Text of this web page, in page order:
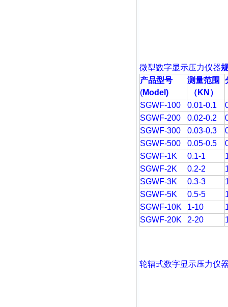
微型数字显示压力仪器
产品型号
(Model)
测量范围
（ KN ）
SGWF-100
0.01-0.1
SGWF-200
0.02-0.2
SGWF-300
0.03-0.3
SGWF-500
0.05-0.5
SGWF-1K
0.1-1
SGWF-2K
0.2-2
SGWF-3K
0.3-3
SGWF-5K
0.5-5
SGWF-10K
1-10
SGWF-20K
2-20
轮辐式数字显示压力仪